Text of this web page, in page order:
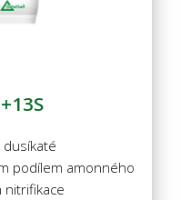
dusíkaté
podílem amonného
nitrifikace